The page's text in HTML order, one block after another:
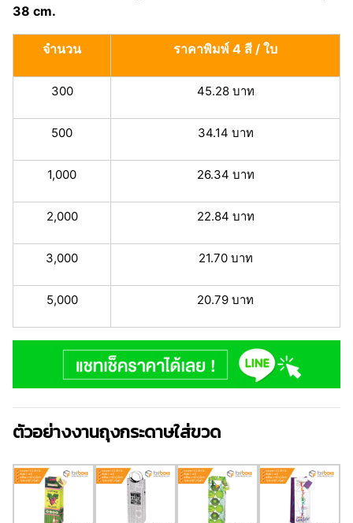
38 cm.
จำนวน ราคาพิมพ์ 4 สี / ใบ
300 45.28 บาท
500 34.14 บาท
1,000 26.34 บาท
2,000 22.84 บาท
3,000 21.70 บาท
5,000 20.79 บาท
ตัวอย่างงานถุงกระดาษใส่ขวด